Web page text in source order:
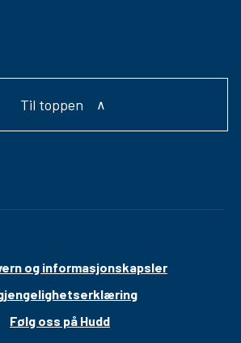
Til toppen
og informasjonskapsler
Følg oss på Hudd